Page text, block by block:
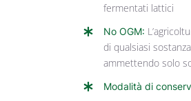
fermentati lattici
No OGM:
di qualsiasi
ammettendo solo
Modalità di